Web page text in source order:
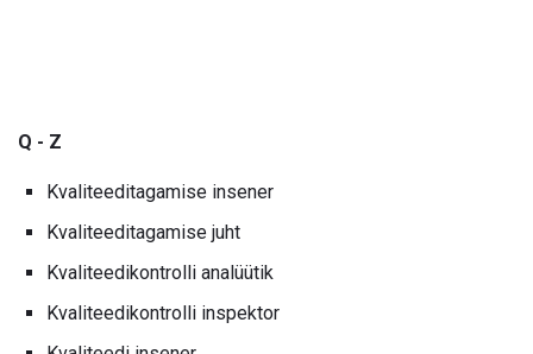
Q - Z
Kvaliteeditagamise insener
Kvaliteeditagamise juht
Kvaliteedikontrolli analüütik
Kvaliteedikontrolli inspektor